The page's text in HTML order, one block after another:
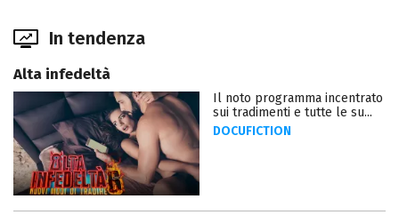
In tendenza
Alta infedeltà
Il noto programma incentrato
sui tradimenti e tutte le su...
DOCUFICTION